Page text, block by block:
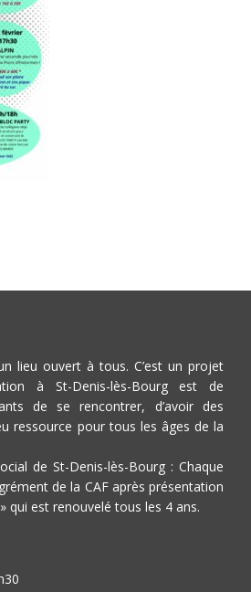
lieu ouvert à tous. C’est un projet
à St-Denis-lès-Bourg est de
de se rencontrer, d’avoir des
ressource pour tous les âges de la
de St-Denis-lès-Bourg : Chaque
de la CAF après présentation
qui est renouvelé tous les 4 ans.